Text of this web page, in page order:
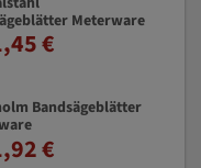
Meterware
€
Bandsägeblätter
€